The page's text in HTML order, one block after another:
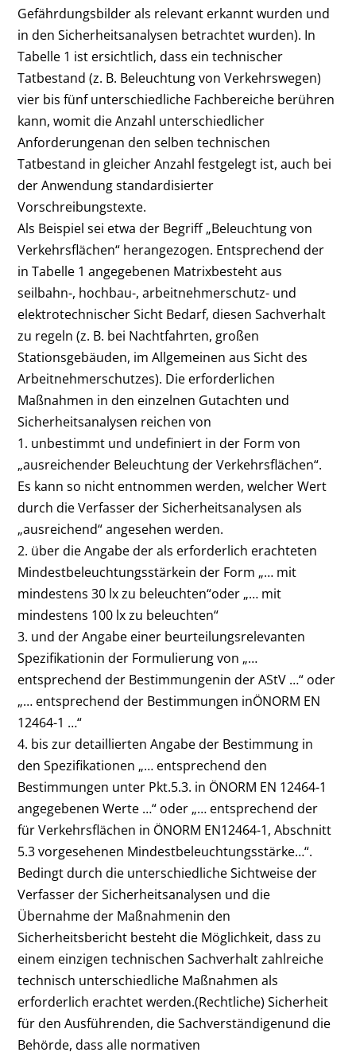
Gefährdungsbilder als relevant erkannt wurden und
in den Sicherheitsanalysen betrachtet wurden). In
Tabelle 1 ist ersichtlich, dass ein technischer
Tatbestand (z. B. Beleuchtung von Verkehrswegen)
vier bis fünf unterschiedliche Fachbereiche berühren
kann, womit die Anzahl unterschiedlicher
Anforderungenan den selben technischen
Tatbestand in gleicher Anzahl festgelegt ist, auch bei
der Anwendung standardisierter
Vorschreibungstexte.
Als Beispiel sei etwa der Begriff „Beleuchtung von
Verkehrsflächen“ herangezogen. Entsprechend der
in Tabelle 1 angegebenen Matrixbesteht aus
seilbahn-, hochbau-, arbeitnehmerschutz- und
elektrotechnischer Sicht Bedarf, diesen Sachverhalt
zu regeln (z. B. bei Nachtfahrten, großen
Stationsgebäuden, im Allgemeinen aus Sicht des
Arbeitnehmerschutzes). Die erforderlichen
Maßnahmen in den einzelnen Gutachten und
Sicherheitsanalysen reichen von
1. unbestimmt und undefiniert in der Form von
„ausreichender Beleuchtung der Verkehrsflächen“.
Es kann so nicht entnommen werden, welcher Wert
durch die Verfasser der Sicherheitsanalysen als
„ausreichend“ angesehen werden.
2. über die Angabe der als erforderlich erachteten
Mindestbeleuchtungsstärkein der Form „… mit
mindestens 30 lx zu beleuchten“oder „… mit
mindestens 100 lx zu beleuchten“
3. und der Angabe einer beurteilungsrelevanten
Spezifikationin der Formulierung von „…
entsprechend der Bestimmungenin der AStV …“ oder
„… entsprechend der Bestimmungen inÖNORM EN
12464-1 …“
4. bis zur detaillierten Angabe der Bestimmung in
den Spezifikationen „… entsprechend den
Bestimmungen unter Pkt.5.3. in ÖNORM EN 12464-1
angegebenen Werte …“ oder „… entsprechend der
für Verkehrsflächen in ÖNORM EN12464-1, Abschnitt
5.3 vorgesehenen Mindestbeleuchtungsstärke…“.
Bedingt durch die unterschiedliche Sichtweise der
Verfasser der Sicherheitsanalysen und die
Übernahme der Maßnahmenin den
Sicherheitsbericht besteht die Möglichkeit, dass zu
einem einzigen technischen Sachverhalt zahlreiche
technisch unterschiedliche Maßnahmen als
erforderlich erachtet werden.(Rechtliche) Sicherheit
für den Ausführenden, die Sachverständigenund die
Behörde, dass alle normativen